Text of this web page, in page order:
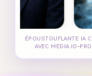
ÉPOUSTOUFLANTE IA
AVEC MEDIA.IO-